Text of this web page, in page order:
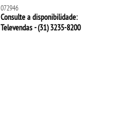
072946
Consulte a disponibilidade:
Televendas - (31)3235-8200